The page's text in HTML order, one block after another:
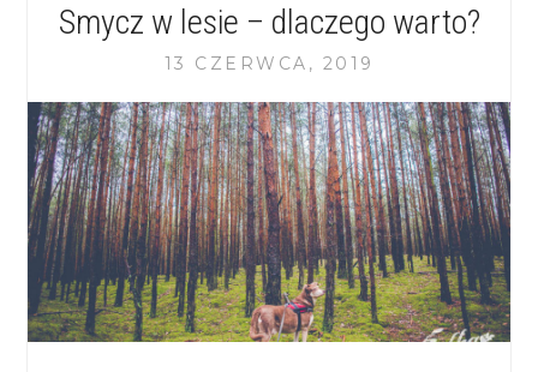
Smycz w lesie – dlaczego warto?
13 CZERWCA, 2019